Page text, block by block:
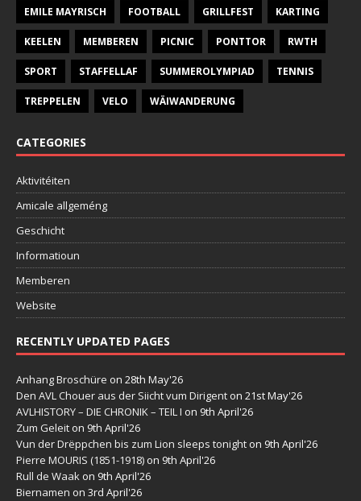
EMILE MAYRISCH FOOTBALL GRILLFEST KARTING
KEELEN MEMBEREN PICNIC PONTTOR RWTH
SPORT STAFFELLAF SUMMEROLYMPIAD TENNIS
TREPPELEN VELO WÄIWANDERUNG
CATEGORIES
Aktivitéiten
Amicale allgeméng
Geschicht
Informatioun
Memberen
Website
RECENTLY UPDATED PAGES
Anhang Broschüre on 28th May'26
Den AVL Chouer aus der Siicht vum Dirigent on 21st May'26
AVLHISTORY – DIE CHRONIK – TEIL I on 9th April'26
Zum Geleit on 9th April'26
Vun der Drëppchen bis zum Lion sleeps tonight on 9th April'26
Pierre MOURIS (1851-1918) on 9th April'26
Rull de Waak on 9th April'26
Biernamen on 3rd April'26